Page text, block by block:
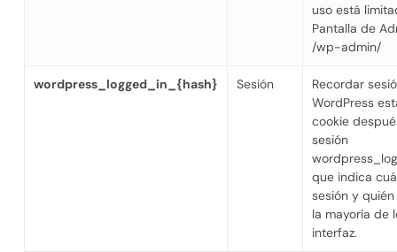
uso está
Pantalla de
/wp-admin/
wordpress_logged_in_{hash} Sesión
Recordar
WordPress
cookie
sesión
que indica
sesión y
la mayoría de
interfaz.